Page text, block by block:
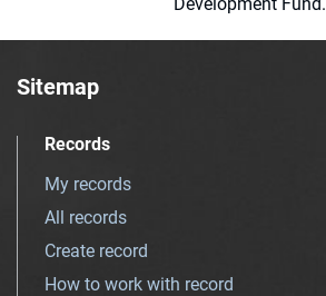
Sitemap
Records
My records
All records
Create record
How to work with record